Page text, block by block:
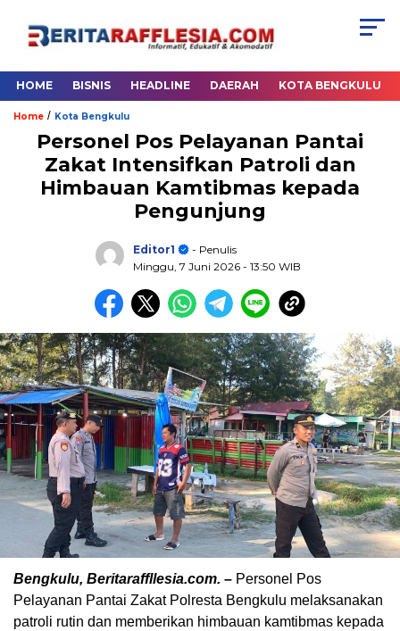
HOME BISNIS HEADLINE DAERAH KOTA BENGKULU
Home / Kota Bengkulu
Personel Pos Pelayanan Pantai
Zakat Intensifkan Patroli dan
Himbauan Kamtibmas kepada
Pengunjung
Editor1
- Penulis
Minggu, 7 Juni 2026 - 13:50 WIB
Bengkulu, Beritaraffllesia.com. – Personel Pos
Pelayanan Pantai Zakat Polresta Bengkulu melaksanakan
patroli rutin dan memberikan himbauan kamtibmas kepada